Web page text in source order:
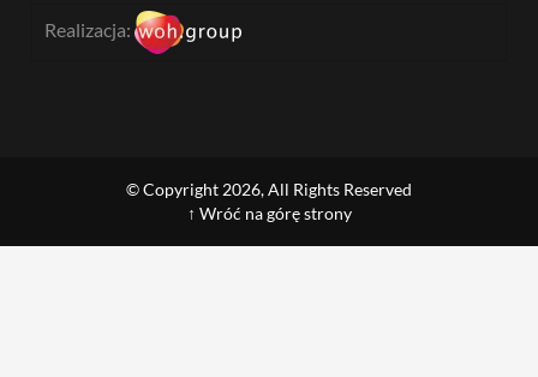
Realizacja:
© Copyright 2026, All Rights Reserved
↑ Wróć na górę strony